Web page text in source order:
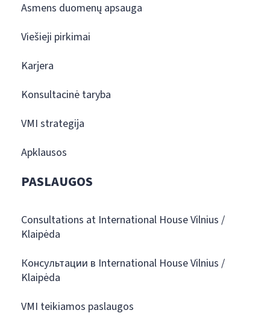
Asmens duomenų apsauga
Viešieji pirkimai
Karjera
Konsultacinė taryba
VMI strategija
Apklausos
PASLAUGOS
Consultations at International House Vilnius /
Klaipėda
Консультации в International House Vilnius /
Klaipėda
VMI teikiamos paslaugos